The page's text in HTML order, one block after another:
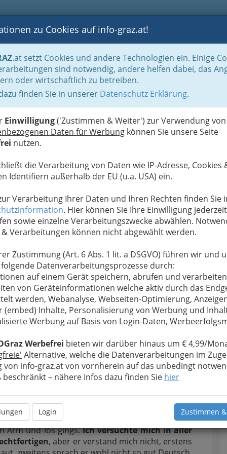
BLOGS FOTOS GASTRONOMIE BRANCHEN
zu Cookies auf info-graz.at!
.at setzt Cookies und andere Technologien ein. Einige
sind notwendig, andere helfen dabei, das
oder wirtschaftlich zu betreiben.
finden Sie in unserer Datenschutz Erklärung.
Einwilligung('Zustimmen & Weiter') zur Verwendung von
Daten für Werbung können Sie unsere Seite
nutzen.
die Verarbeitung von Daten wie IP-Adresse, Cookies
Identifiern außerhalb der EU (u.a. USA) ein.
Verarbeitung Ihrer Daten und Ihren Rechten finden Sie
. Hier können Sie Ihre Einwilligung jederzeit
sowie einzelne Verarbeitungszwecke abwählen.
& Verarbeitungen können nicht abgewählt werden.
Zustimmung (Art. 6 Abs. 1 lit. a DSGVO) führen wir und
Datenverarbeitungsprozesse durch:
auf einem Gerät speichern, abrufen und
von Geräteinformationen welche aktiv durch das
werden, Webanalyse, Webseiten-Optimierung,
(embed) Inhalte, Personalisierung von Werbung und
Werbung auf Basis von Login-Daten,
Werbefrei bieten wir darüber hinaus um € 4,99/
Alternative, welche die Datenverarbeitungen im
von info-graz.at von vornherein auf das unbedingt
beschränkt – nähere Infos dazu finden Sie hier
Login Zustimmen
Kummer
unbeweglich vorund war froh, als das Lied zu
konnte.
des vorigen Jahrhunderts.
Für „höhere Töchter“ eigentlich
völlig inakzeptabel – aber ein
Tanz, der Lebensgefühl
vermittelt
hatte
und mich
ich die
Graz, der
ominöser,
sie sonst
aus dem
Lokal!
Disco Fox!
starrte ich die Tanzenden an. Starrte auf
nicht was sie taten, und wurde bereits
das nicht“ stammelte ich, damals bereits in
Tanzlehrerin, und
gegenüber schenkte mir ein seliges Lächeln,
Arm und los gings.Ich versuchte mich in aller
, aber er verstand mich nicht, erstens